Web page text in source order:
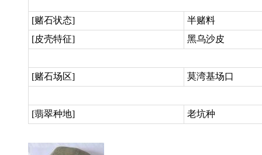
[赌石状态]
半赌料
[皮壳特征]
黑乌沙皮
[赌石场区] 莫湾基场口
[翡翠种地] 老坑种